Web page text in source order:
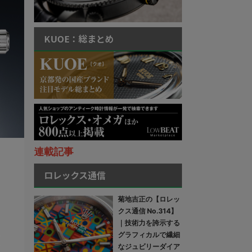
KUOE：総まとめ
連載記事
ロレックス通信
菊地吉正の【ロレッ
クス通信 No.314】
｜技術力を誇示する
グラフィカルで繊細
なジュビリーダイア